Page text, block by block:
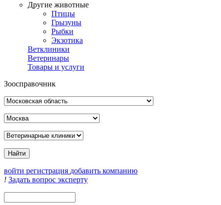
Другие животные
Птицы
Грызуны
Рыбки
Экзотика
Ветклиники
Ветеринары
Товары и услуги
Зоосправочник
войти регистрация добавить компанию
! Задать вопрос эксперту